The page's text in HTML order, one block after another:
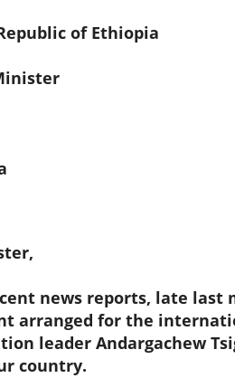
of Ethiopia
news reports, late last
arranged for the
leader Andargachew
country.